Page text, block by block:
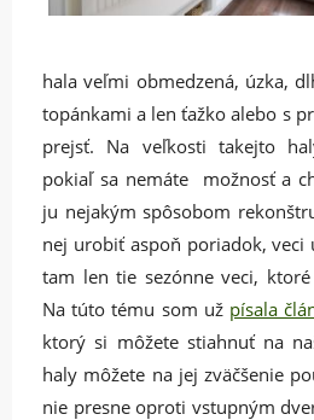
hala veľmi obmedzená, úzka,
topánkami a len ťažko alebo s
prejsť. Na veľkosti takejto
pokiaľ sa nemáte možnosť a
ju nejakým spôsobom
nej urobiť aspoň poriadok, veci
tam len tie sezónne veci,
Na túto tému som už písala
ktorý si môžete stiahnuť na
haly môžete na jej zväčšenie
nie presne oproti vstupným